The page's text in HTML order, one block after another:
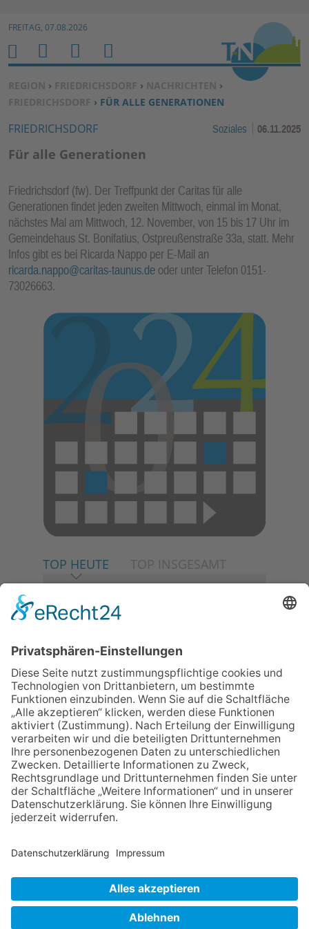
Zum Inhalt springen ↓
FREITAG, 07.08.2026
SIE BEFINDEN SICH HIER:
REGION › FRIEDRICHSDORF › NACHRICHTEN ›
FRIEDRICHSDORF › FÜR ALLE GENERATIONEN
FRIEDRICHSDORF Soziales 06.11.2025
Für alle Generationen
Friedrichsdorf (fw). Der Treffpunkt der Caritas für alle
Generationen findet jeden zweiten Mittwoch, einmal im Monat,
nächstes Mal am Mittwoch, 12. November, von 15 bis 17 Uhr im
Gemeindehaus St. Bonifatius, Ostpreußenstraße 33a, statt. Mehr
Infos gibt es bei Ricarda Nappo per E-Mail an
ricarda.nappo@caritas-taunus.de oder unter Telefon 0151-
73026663.
TOP HEUTE TOP INSGESAMT
06.08.2026
Baustellenführung führt auch in
die Zukunft der Stadt
Königstein
06.08.2026
Klinikforum zum Thema
Karpaltunnelsyndrom
06.08.2026
Gewinnspiel zum Start ins
Schuljahr
30.07.2026
Ganz Niederhöchstadt wird zur
Festmeile
H
O
M
E
M
E
N
U
S
U
C
H
E
N
B
E
N
Z
R
F
U
N
K
TI
N
NACH OBEN
Datenschutz Netiquette FAQ